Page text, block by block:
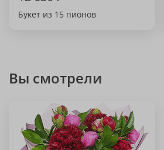
Букет из 15 пионов
Вы смотрели